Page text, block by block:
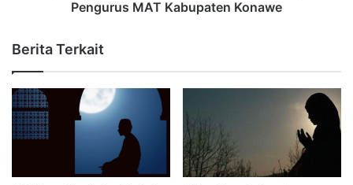
Pengurus MAT Kabupaten Konawe
Berita Terkait